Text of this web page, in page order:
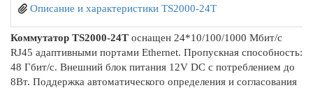
Описание и характеристики TS2000-24T
Коммутатор TS2000-24T оснащен 24*10/100/1000 Мбит/с
RJ45 адаптивными портами Ethernet. Пропускная способность:
48 Гбит/с. Внешний блок питания 12V DC с потреблением до
8Вт. Поддержка автоматического определения и согласования